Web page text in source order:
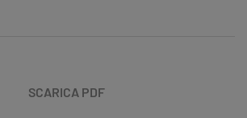
SCARICA PDF